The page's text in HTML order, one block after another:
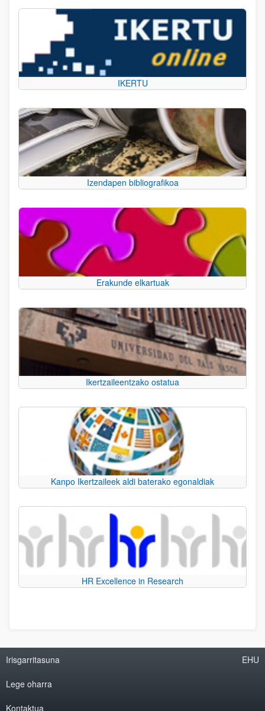
IKERTU
Izendapen bibliografikoa
Erakunde elkartuak
Ikertzaileentzako ostatua
Kanpo Ikertzaileek aldi baterako egonaldiak
HR Excellence in Research
Irisgarritasuna
Lege oharra
Kontaktua
EHU